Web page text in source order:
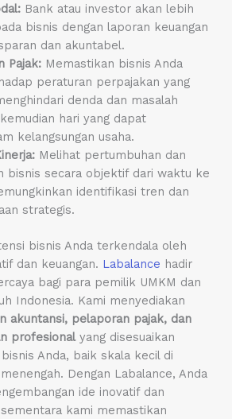
Bank atau investor akan lebih
bisnis dengan laporan keuangan
dan akuntabel.
Pajak:Memastikan bisnis Anda
peraturan perpajakan yang
denda dan masalah
hari yang dapat
kelangsungan usaha.
Melihat pertumbuhan dan
bisnis secara objektif dari waktu ke
identifikasi tren dan
strategis.
bisnis Anda terkendala oleh
dan keuangan. Labalance hadir
bagi para pemilik UMKM dan
Indonesia. Kami menyediakan
akuntansi, pelaporan pajak, dan
profesionalyang disesuaikan
Anda, baik skala kecil di
Dengan Labalance, Anda
ide inovatif dan
kami memastikan